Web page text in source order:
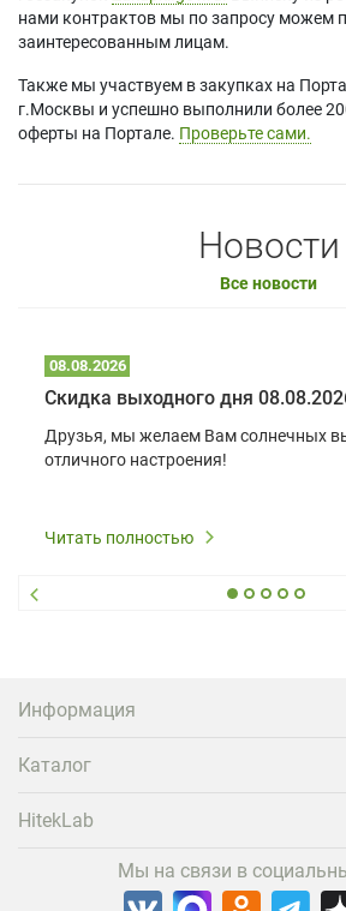
нами контрактов мы по запросу можем
заинтересованным лицам.
Также мы участвуем в закупках на
г.Москвы и успешно выполнили более
оферты на Портале. Проверьте сами.
Новости
Все новости
08.08.2026
Скидка выходного дня
Друзья, мы желаем Вам солнечных
отличного настроения!
Читать полностью
Информация
Каталог
HitekLab
Мы на связи в